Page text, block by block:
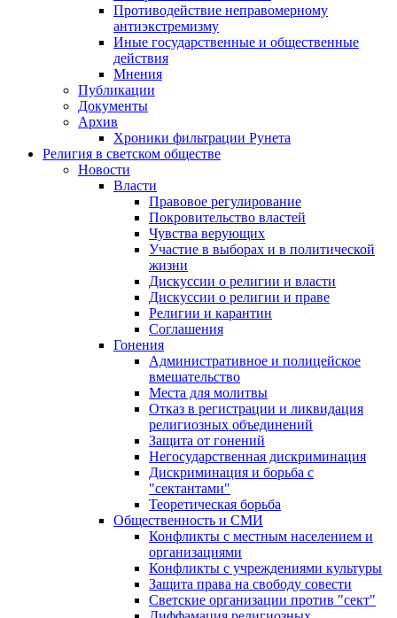
Противодействие неправомерному
антиэкстремизму
Иные государственные и общественные
действия
Мнения
Публикации
Документы
Архив
Хроники фильтрации Рунета
Религия в светском обществе
Новости
Власти
Правовое регулирование
Покровительство властей
Чувства верующих
Участие в выборах и в политической
жизни
Дискуссии о религии и власти
Дискуссии о религии и праве
Религии и карантин
Соглашения
Гонения
Административное и полицейское
вмешательство
Места для молитвы
Отказ в регистрации и ликвидация
религиозных объединений
Защита от гонений
Негосударственная дискриминация
Дискриминация и борьба с
"сектантами"
Теоретическая борьба
Общественность и СМИ
Конфликты с местным населением и
организациями
Конфликты с учреждениями культуры
Защита права на свободу совести
Светские организации против "сект"